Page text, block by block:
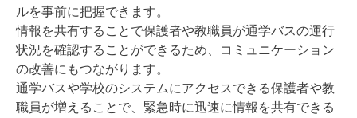
ルを事前に把握できます。
情報を共有することで保護者や教職員が通学バスの運行
状況を確認することができるため、コミュニケーション
の改善にもつながります。
通学バスや学校のシステムにアクセスできる保護者や教
職員が増えることで、緊急時に迅速に情報を共有できる